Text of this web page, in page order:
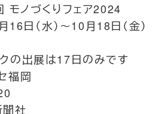
モノづくりフェア2024
日（水）～10月18日（金）
出展は17日のみです
福岡
聞社